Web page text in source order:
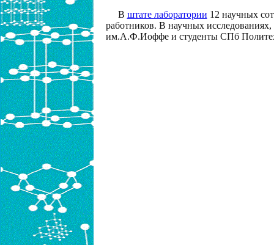
В штате лаборатории 12 научных
работников. В научных
им.А.Ф.Иоффе и студенты СПб